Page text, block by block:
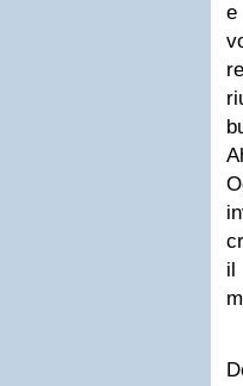
e
il